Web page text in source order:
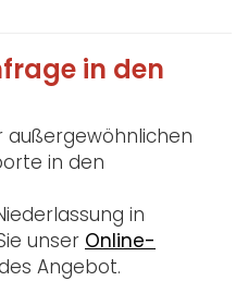
in den
außergewöhnlichen
in den
in
unser Online-
Angebot.